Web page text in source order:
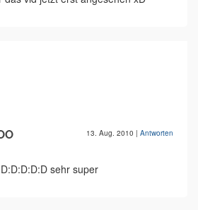
13. Aug. 2010 | Antworten
sehr super